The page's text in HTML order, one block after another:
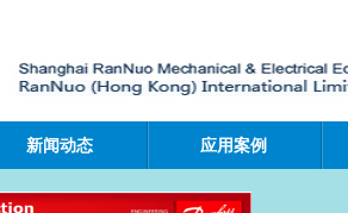
新闻动态 应用案例